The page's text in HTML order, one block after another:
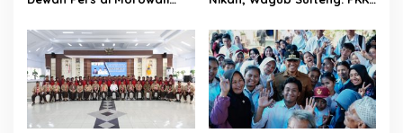
dan Peningkatan
Kompetensi Jurnalis
Selamatkan Generasi Emas